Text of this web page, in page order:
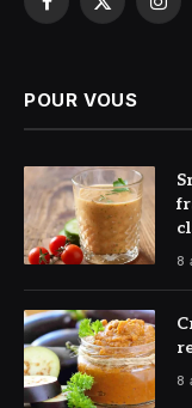
Facebook
X
POUR VOUS
© DR
8
© DR
8